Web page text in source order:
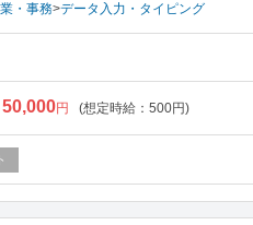
・事務>データ入力・タイピング
50,000円 (想定時給：500円)